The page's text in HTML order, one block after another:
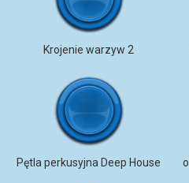
Krojenie warzyw 2
Pętla perkusyjna Deep House